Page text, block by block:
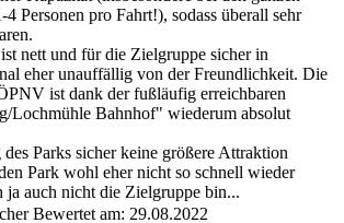
4 Personen pro Fahrt!), sodass überall sehr
nett und für die Zielgruppe sicher in
eher unauffällig von der Freundlichkeit. Die
ist dank der fußläufig erreichbaren
Lochmühle Bahnhof" wiederum absolut
Parks sicher keine größere Attraktion
Park wohl eher nicht so schnell wieder
ja auch nicht die Zielgruppe bin...
Bewertet am: 29.08.2022